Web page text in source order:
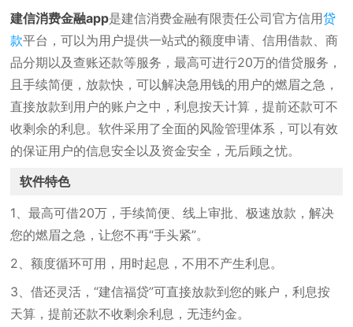
建信消费金融app是建信消费金融有限责任公司官方信用贷
款平台，可以为用户提供一站式的额度申请、信用借款、商
品分期以及查账还款等服务，最高可进行20万的借贷服务，
且手续简便，放款快，可以解决急用钱的用户的燃眉之急，
直接放款到用户的账户之中，利息按天计算，提前还款可不
收剩余的利息。软件采用了全面的风险管理体系，可以有效
的保证用户的信息安全以及资金安全，无后顾之忧。
软件特色
1、最高可借20万，手续简便、线上审批、极速放款，解决
您的燃眉之急，让您不再“手头紧”。
2、额度循环可用，用时起息，不用不产生利息。
3、借还灵活，“建信福贷”可直接放款到您的账户，利息按
天算，提前还款不收剩余利息，无违约金。